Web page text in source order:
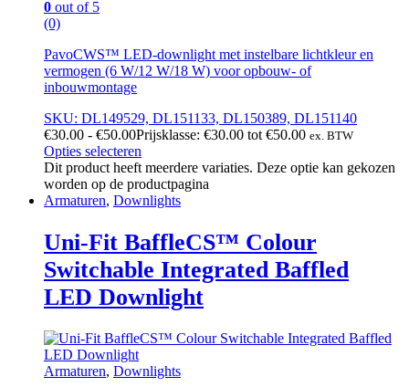
0 out of 5
(0)
PavoCWS™ LED-downlight met instelbare lichtkleur en
vermogen (6 W/12 W/18 W) voor opbouw- of
inbouwmontage
SKU: DL149529, DL151133, DL150389, DL151140
€30.00 - €50.00Prijsklasse: €30.00 tot €50.00 ex. BTW
Opties selecteren
Dit product heeft meerdere variaties. Deze optie kan gekozen
worden op de productpagina
Armaturen, Downlights
Uni-Fit BaffleCS™ Colour
Switchable Integrated Baffled
LED Downlight
Armaturen, Downlights